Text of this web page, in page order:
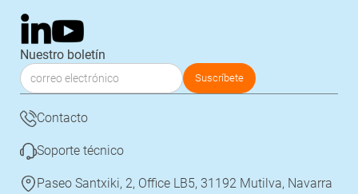
Nuestro boletín
Contacto
Soporte técnico
Paseo Santxiki, 2, Office LB5, 31192 Mutilva, Navarra